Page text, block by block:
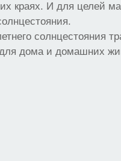
краях. И для целей
солнцестояния
дома и домашних